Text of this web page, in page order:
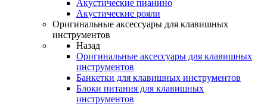
Акустические пианино
Акустические рояли
Оригинальные аксессуары для клавишных
инструментов
Назад
Оригинальные аксессуары для клавишных
инструментов
Банкетки для клавишных инструментов
Блоки питания для клавишных
инструментов